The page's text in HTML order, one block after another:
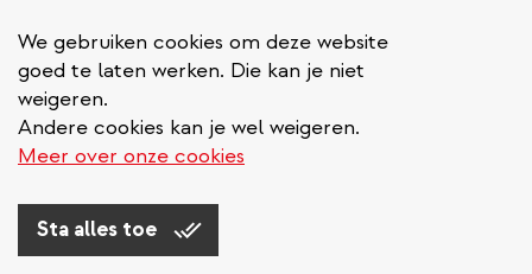
We gebruiken cookies om deze website
goed te laten werken. Die kan je niet
weigeren.
Andere cookies kan je wel weigeren.
Meer over onze cookies
Sta alles toe